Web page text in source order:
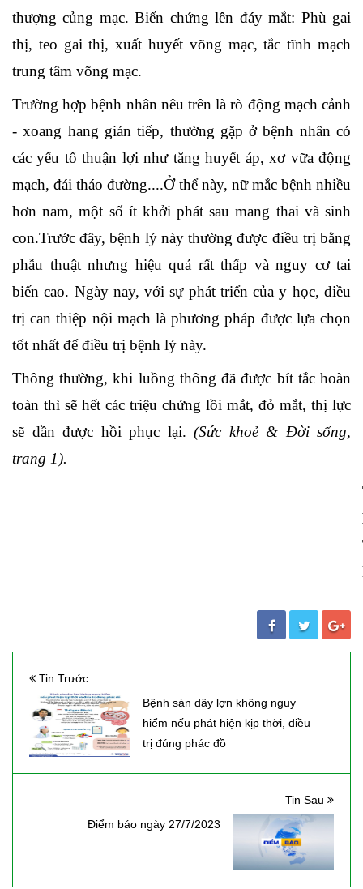
thượng củng mạc. Biến chứng lên đáy mắt: Phù gai
thị, teo gai thị, xuất huyết võng mạc, tắc tĩnh mạch
trung tâm võng mạc.
Trường hợp bệnh nhân nêu trên là rò động mạch cảnh
- xoang hang gián tiếp, thường gặp ở bệnh nhân có
các yếu tố thuận lợi như tăng huyết áp, xơ vữa động
mạch, đái tháo đường....Ở thể này, nữ mắc bệnh nhiều
hơn nam, một số ít khởi phát sau mang thai và sinh
con.Trước đây, bệnh lý này thường được điều trị bằng
phẫu thuật nhưng hiệu quả rất thấp và nguy cơ tai
biến cao. Ngày nay, với sự phát triển của y học, điều
trị can thiệp nội mạch là phương pháp được lựa chọn
tốt nhất để điều trị bệnh lý này.
Thông thường, khi luồng thông đã được bít tắc hoàn
toàn thì sẽ hết các triệu chứng lồi mắt, đỏ mắt, thị lực
sẽ dần được hồi phục lại. (Sức khoẻ & Đời sống,
trang 1).
Tin Trước
Bệnh sán dây lợn không nguy
hiểm nếu phát hiện kịp thời, điều
trị đúng phác đồ
Tin Sau
Điểm báo ngày 27/7/2023